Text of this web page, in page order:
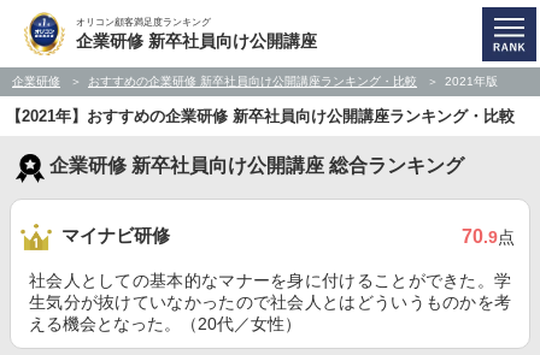
オリコン顧客満足度ランキング
企業研修 新卒社員向け公開講座
企業研修 おすすめの企業研修 新卒社員向け公開講座ランキング・比較 2021年版
【2021年】おすすめの企業研修 新卒社員向け公開講座ランキング・比較
企業研修 新卒社員向け公開講座 総合ランキング
マイナビ研修 70.9点
社会人としての基本的なマナーを身に付けることができた。学
生気分が抜けていなかったので社会人とはどういうものかを考
える機会となった。（20代／女性）